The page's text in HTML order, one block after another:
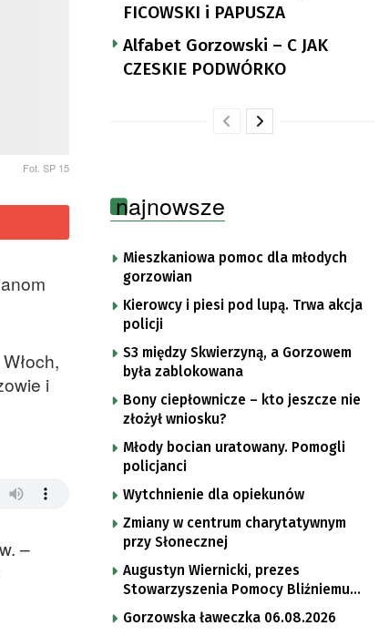
Fot. SP 15
i
–
FICOWSKI i PAPUSZA
Alfabet Gorzowski – C JAK
CZESKIE PODWÓRKO
najnowsze
Mieszkaniowa pomoc dla młodych
gorzowian
Kierowcy i piesi pod lupą. Trwa akcja
policji
S3 między Skwierzyną, a Gorzowem
była zablokowana
Bony ciepłownicze – kto jeszcze nie
złożył wniosku?
Młody bocian uratowany. Pomogli
policjanci
Wytchnienie dla opiekunów
Zmiany w centrum charytatywnym
przy Słonecznej
Augustyn Wiernicki, prezes
Stowarzyszenia Pomocy Bliźniemu
im. Brata Krystyna
Gorzowska ławeczka 06.08.2026